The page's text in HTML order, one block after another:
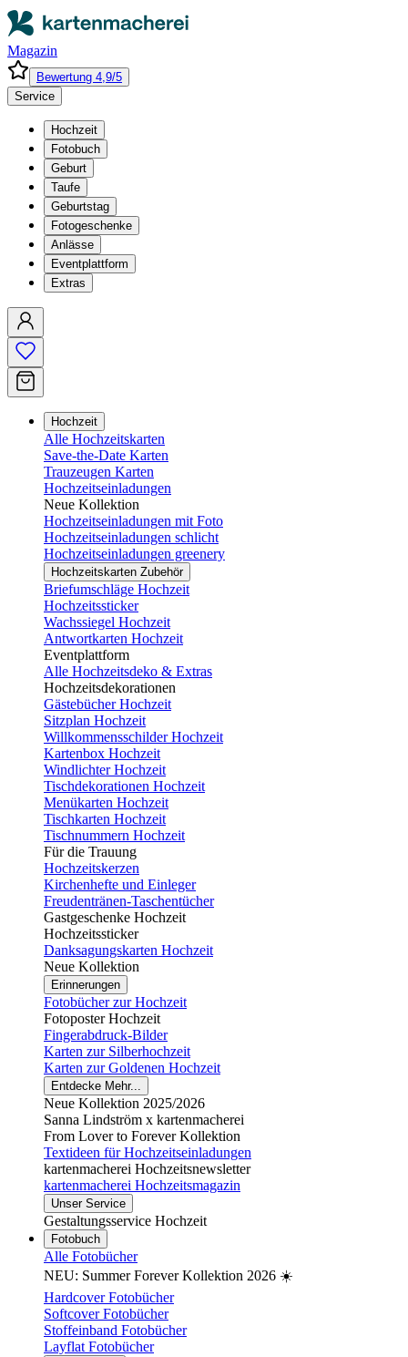
Magazin
Bewertung 4,9/5
Service
Hochzeit
Fotobuch
Geburt
Taufe
Geburtstag
Fotogeschenke
Anlässe
Eventplattform
Extras
Hochzeit
Alle Hochzeitskarten
Save-the-Date Karten
Trauzeugen Karten
Hochzeitseinladungen
Neue Kollektion
Hochzeitseinladungen mit Foto
Hochzeitseinladungen schlicht
Hochzeitseinladungen greenery
Hochzeitskarten Zubehör
Briefumschläge Hochzeit
Hochzeitssticker
Wachssiegel Hochzeit
Antwortkarten Hochzeit
Eventplattform
Alle Hochzeitsdeko & Extras
Hochzeitsdekorationen
Gästebücher Hochzeit
Sitzplan Hochzeit
Willkommensschilder Hochzeit
Kartenbox Hochzeit
Windlichter Hochzeit
Tischdekorationen Hochzeit
Menükarten Hochzeit
Tischkarten Hochzeit
Tischnummern Hochzeit
Für die Trauung
Hochzeitskerzen
Kirchenhefte und Einleger
Freudentränen-Taschentücher
Gastgeschenke Hochzeit
Hochzeitssticker
Danksagungskarten Hochzeit
Neue Kollektion
Erinnerungen
Fotobücher zur Hochzeit
Fotoposter Hochzeit
Fingerabdruck-Bilder
Karten zur Silberhochzeit
Karten zur Goldenen Hochzeit
Entdecke Mehr...
Neue Kollektion 2025/2026
Sanna Lindström x kartenmacherei
From Lover to Forever Kollektion
Textideen für Hochzeitseinladungen
kartenmacherei Hochzeitsnewsletter
kartenmacherei Hochzeitsmagazin
Unser Service
Gestaltungsservice Hochzeit
Fotobuch
Alle Fotobücher
NEU: Summer Forever Kollektion 2026 ☀️
Hardcover Fotobücher
Softcover Fotobücher
Stoffeinband Fotobücher
Layflat Fotobücher